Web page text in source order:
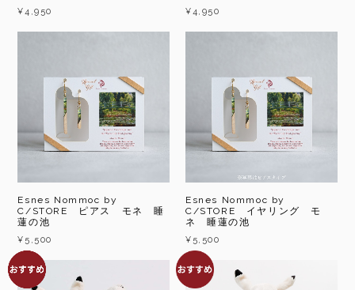
¥4,950 ¥4,950
Esnes Nommoc by
C/STORE ピアス モネ 睡
蓮の池
¥5,500
Esnes Nommoc by
C/STORE イヤリング モ
ネ 睡蓮の池
¥5,500